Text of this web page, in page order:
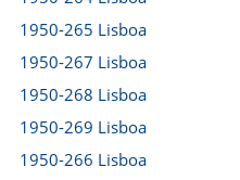
1950-265 Lisboa
1950-267 Lisboa
1950-268 Lisboa
1950-269 Lisboa
1950-266 Lisboa